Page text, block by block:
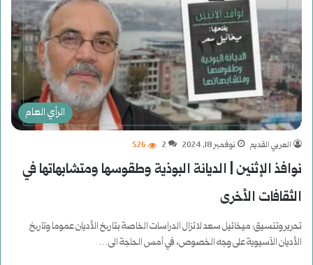
الرأي العام
العربي القديم نوفمبر 18, 2024 2
526
نوافذ الإثنين | الديانة البوذية وطقوسها ومتشابهاتها في
الثقافات الأخرى
تحرير وتنسيق: ميخائيل سعد لاتزال الدراسات الخاصة بتاریخ الأديان عموما وتاریخ
الأديان الآسيوية على وجه الخصوص، في أمس الحاجة الى…